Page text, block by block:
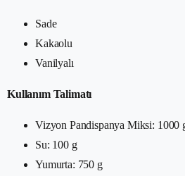
Sade
Kakaolu
Vanilyalı
Kullanım Talimatı
Vizyon Pandispanya Miksi: 1000
Su: 100 g
Yumurta: 750 g